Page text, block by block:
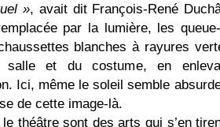
», avait dit François-René
par la lumière, les
blanches à rayures
et du costume, en
Ici, même le soleil semble
de cette image-là.
théâtre sont des arts qui s’en